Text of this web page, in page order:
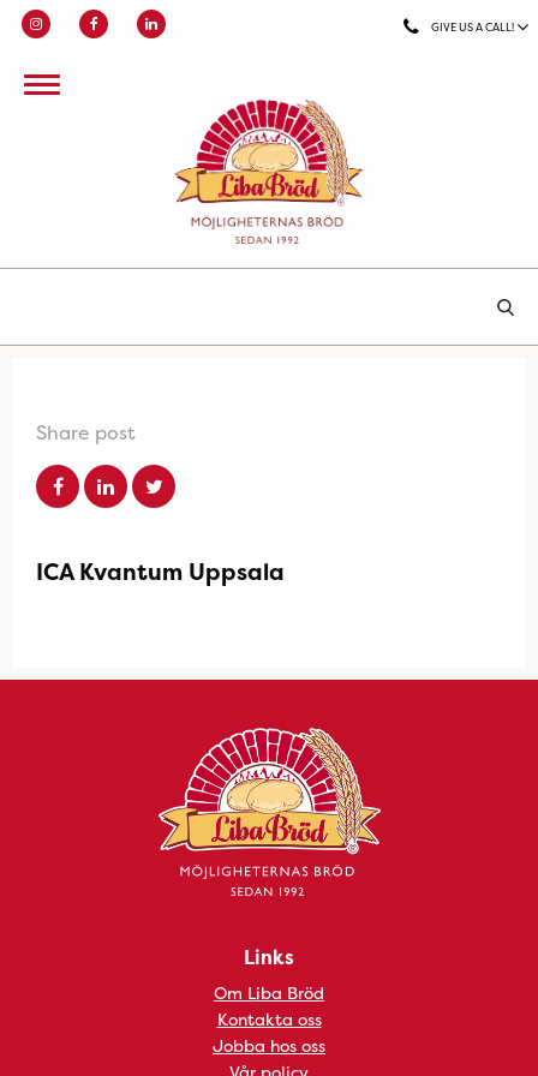
GIVE US A CALL!
Share post
ICA Kvantum Uppsala
Links
Om Liba Bröd
Kontakta oss
Jobba hos oss